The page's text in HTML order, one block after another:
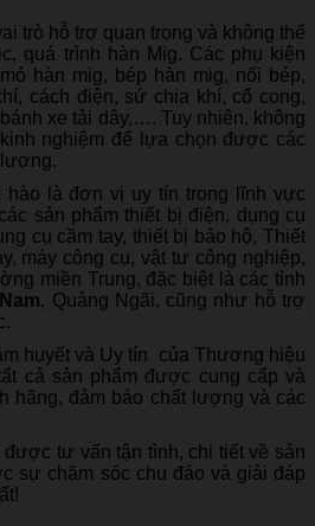
trò hỗ trợ quan trọng và không thể
quá trình hàn Mig. Các phụ kiện
hàn mig, bép hàn mig, nối bép,
cách điện, sứ chia khí, cổ cong,
xe tải dây,…. Tuy nhiên, không
nghiệm để lựa chọn được các
hào là đơn vị uy tín trong lĩnh vực
sản phẩm thiết bị điện, dụng cụ
cụ cầm tay, thiết bị bảo hộ, Thiết
máy công cụ, vật tư công nghiệp,
miền Trung, đặc biệt là các tỉnh
, Quảng Ngãi, cũng như hỗ trợ
huyết và Uy tín của Thương hiệu
cả sản phẩm được cung cấp và
hãng, đảm bảo chất lượng và các
được tư vấn tận tình, chi tiết về sản
sự chăm sóc chu đáo và giải đáp